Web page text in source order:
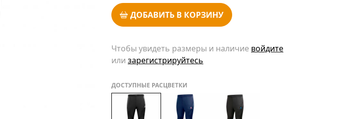
ДОБАВИТЬ В КОРЗИНУ
Чтобы увидеть размеры и наличие войдите
или зарегистрируйтесь
ДОСТУПНЫЕ РАСЦВЕТКИ